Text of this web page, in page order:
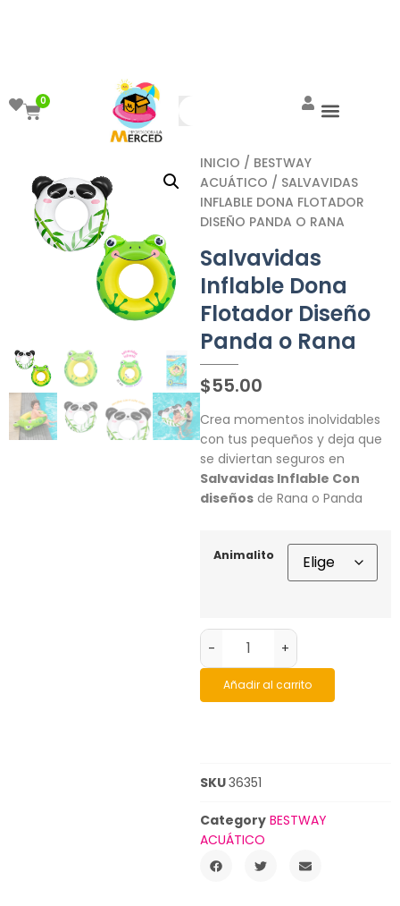
0
INICIO / BESTWAY
ACUÁTICO / SALVAVIDAS
INFLABLE DONA FLOTADOR
DISEÑO PANDA O RANA
Salvavidas
Inflable Dona
Flotador Diseño
Panda o Rana
$55.00
Crea momentos inolvidables
con tus pequeños y deja que
se diviertan seguros en
Salvavidas Inflable Con
diseños de Rana o Panda
Animalito
- +
Añadir al carrito
SKU36351
Category BESTWAY
ACUÁTICO